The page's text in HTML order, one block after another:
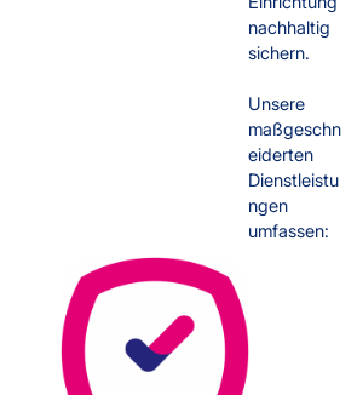
nachhaltig
sichern.
Unsere
maßgeschn
eiderten
Dienstleistu
ngen
umfassen: